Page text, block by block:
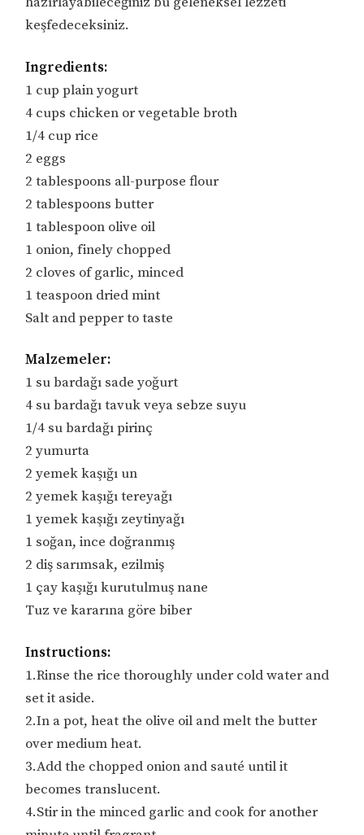
keşfedeceksiniz.
Ingredients:
1 cup plain yogurt
4 cups chicken or vegetable broth
1/4 cup rice
2 eggs
2 tablespoons all-purpose flour
2 tablespoons butter
1 tablespoon olive oil
1 onion, finely chopped
2 cloves of garlic, minced
1 teaspoon dried mint
Salt and pepper to taste
Malzemeler:
1 su bardağı sade yoğurt
4 su bardağı tavuk veya sebze suyu
1/4 su bardağı pirinç
2 yumurta
2 yemek kaşığı un
2 yemek kaşığı tereyağı
1 yemek kaşığı zeytinyağı
1 soğan, ince doğranmış
2 diş sarımsak, ezilmiş
1 çay kaşığı kurutulmuş nane
Tuz ve kararına göre biber
Instructions:
1.Rinse the rice thoroughly under cold water and
set it aside.
2.In a pot, heat the olive oil and melt the butter
over medium heat.
3.Add the chopped onion and sauté until it
becomes translucent.
4.Stir in the minced garlic and cook for another